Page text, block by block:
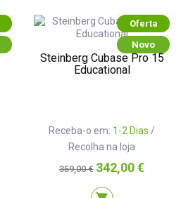
Oferta
Novo
Steinberg Cubase Pro 15
Educational
Receba-o em: 1-2 Dias /
Recolha na loja
Preço
normal
359,00 € Preço
342,00 €